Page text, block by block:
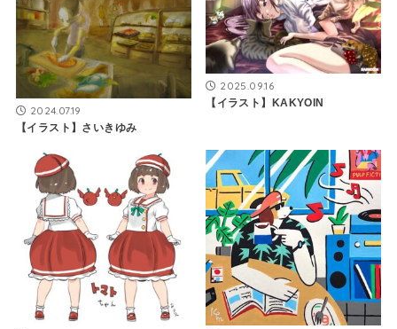
2024.07.19
【イラスト】さいきゆみ
2025.09.16
【イラスト】KAKYOIN